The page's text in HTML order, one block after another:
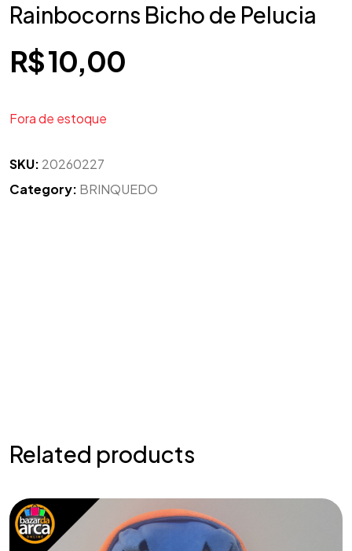
Rainbocorns Bicho de Pelucia
R$10,00
Fora de estoque
SKU: 20260227
Category: BRINQUEDO
Related products